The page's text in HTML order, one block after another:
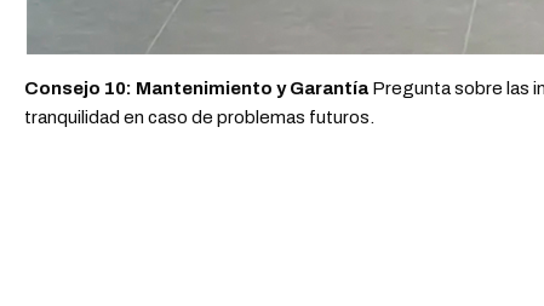
Consejo 10: Mantenimiento y Garantía Pregunta sobre las
tranquilidad en caso de problemas futuros.